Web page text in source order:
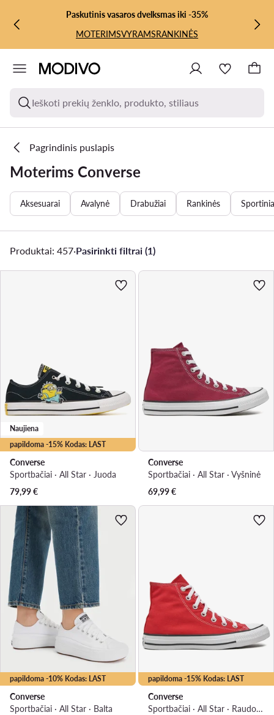
PEREITI PRIE PAGRINDINIO TURINIO
PEREITI Į PAIEŠKĄPaskutinis vasaros dvelksmas iki -35%
MOTERIMSVYRAMSRANKINĖS
Ieškoti prekių ženklo, produkto, stiliaus
Pagrindinis puslapis
Moterims Converse
Aksesuarai Avalynė Drabužiai Rankinės
Produktai: 457·Pasirinkti filtrai (1)
papildoma -15% Kodas: LAST
Naujiena
Converse
Sportbačiai · All Star · Juoda
79,99€
Converse
Sportbačiai · All Star · Vyšninė
69,99€
papildoma -10% Kodas: LAST
Converse
Sportbačiai · All Star · Balta
papildoma -15% Kodas: LAST
Converse
Sportbačiai · All Star · Raudona